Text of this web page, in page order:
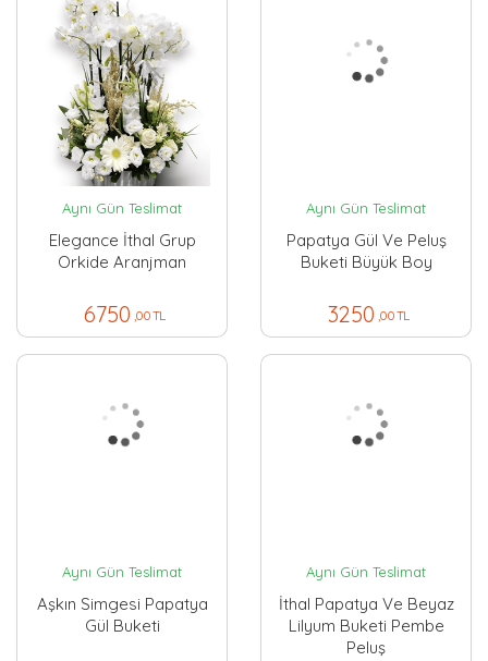
Aynı Gün Teslimat
Elegance İthal Grup
Orkide Aranjman
6750 ,00 TL
Aynı Gün Teslimat
Papatya Gül Ve Peluş
Buketi Büyük Boy
3250 ,00 TL
Aynı Gün Teslimat
Aşkın Simgesi Papatya
Gül Buketi
Aynı Gün Teslimat
İthal Papatya Ve Beyaz
Lilyum Buketi Pembe
Peluş